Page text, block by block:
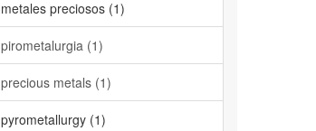
metales preciosos (1)
pirometalurgia (1)
precious metals (1)
pyrometallurgy (1)